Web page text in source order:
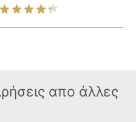
απο άλλες